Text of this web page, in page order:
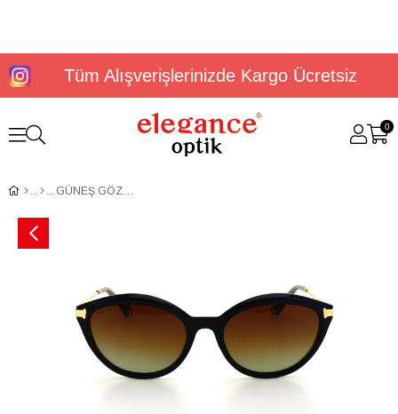
Tüm Alışverişlerinizde Kargo Ücretsiz
0
GÜNEŞ GÖZLÜĞÜ U.S. Polo Assn USS 0335 C2